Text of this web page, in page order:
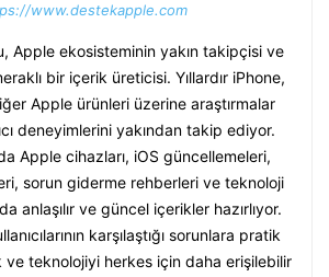
www.destekapple.com
Apple ekosisteminin yakın takipçisi ve
bir içerik üreticisi. Yıllardır iPhone,
Apple ürünleri üzerine araştırmalar
deneyimlerini yakından takip ediyor.
Apple cihazları, iOS güncellemeleri,
sorun giderme rehberleri ve teknoloji
anlaşılır ve güncel içerikler hazırlıyor.
karşılaştığı sorunlara pratik
ve teknolojiyi herkes için daha erişilebilir